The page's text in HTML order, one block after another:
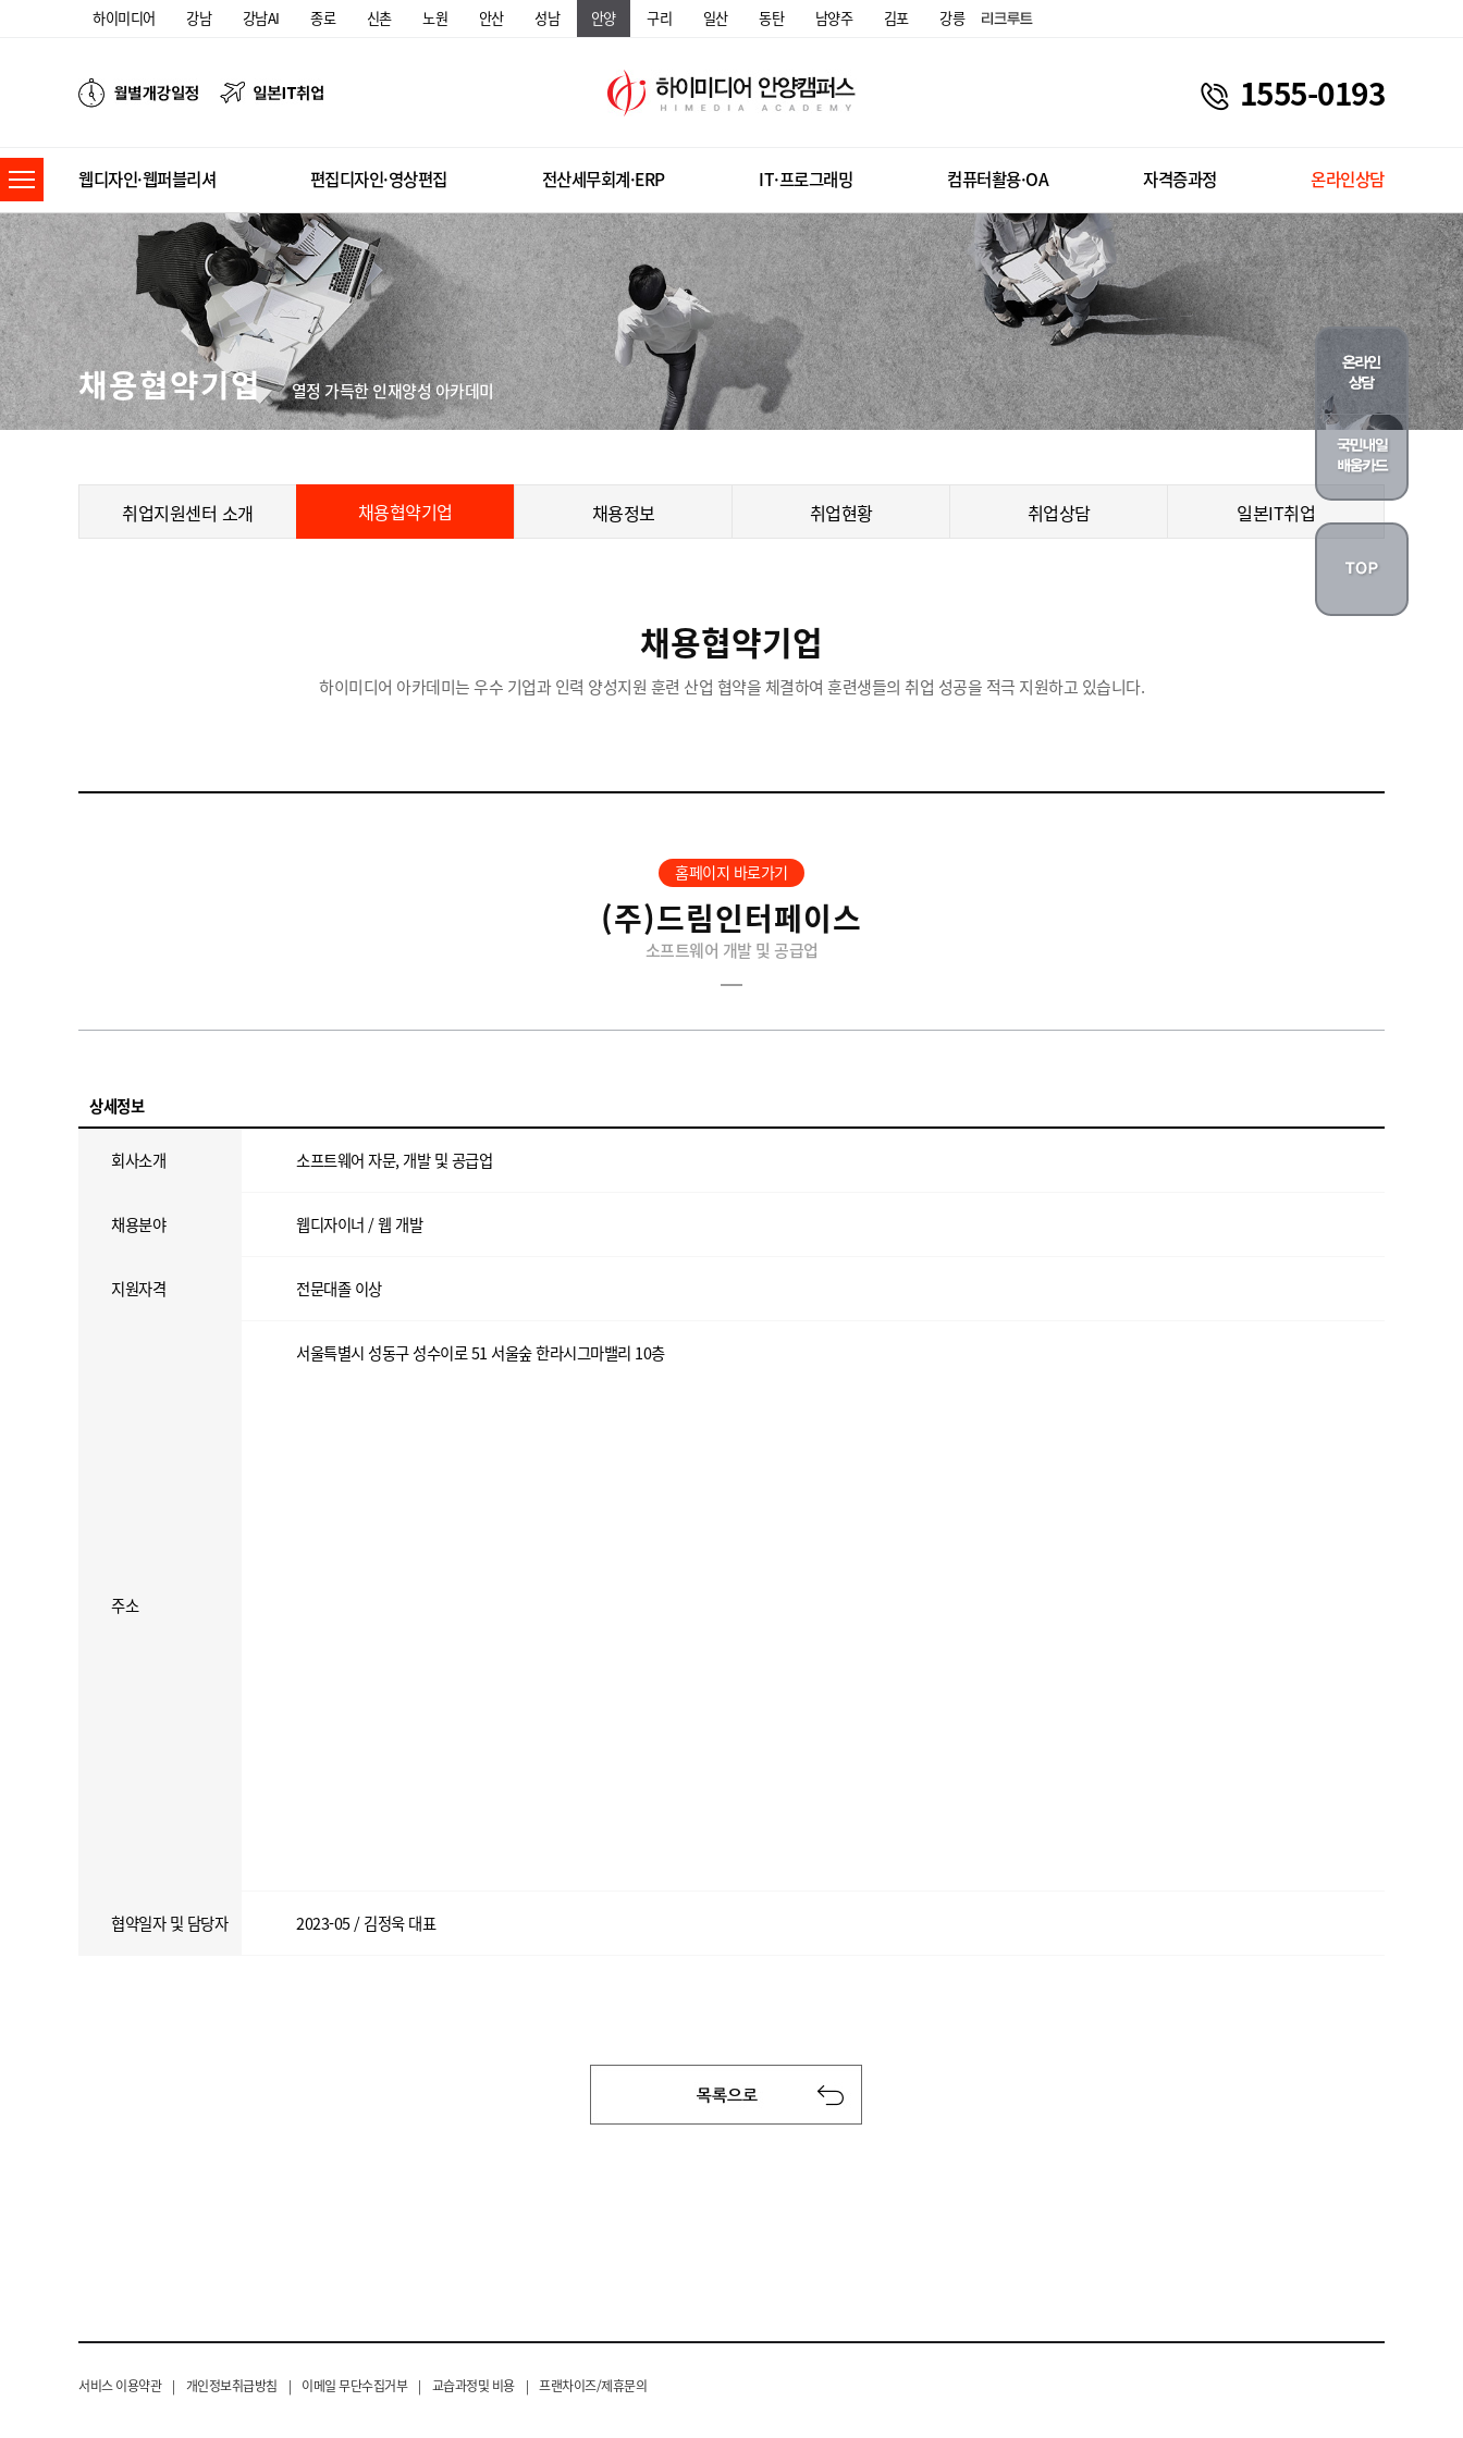
하이미디어 강남 강남AI 종로 신촌 노원 안산 성남 안양 구리 일산 동탄 남양주 김포 강릉
1555-0193
웹디자인·웹퍼블리셔 편집디자인·영상편집 전산세무회계·ERP IT·프로그래밍 컴퓨터활용·OA 자격증과정 온라인상담
채용협약기업 열정 가득한 인재양성 아카데미
취업지원센터 소개 채용협약기업 채용정보 취업현황 취업상담 일본IT취업
채용협약기업
하이미디어 아카데미는 우수 기업과 인력 양성지원 훈련 산업 협약을 체결하여 훈련생들의 취업 성공을 적극 지원하고 있습니다.
홈페이지 바로가기
(주)드림인터페이스
소프트웨어 개발 및 공급업
상세정보
회사소개 소프트웨어 자문, 개발 및 공급업
채용분야 웹디자이너 / 웹 개발
지원자격 전문대졸 이상
주소
서울특별시 성동구 성수이로 51 서울숲 한라시그마밸리 10층
협약일자 및 담당자 2023-05 / 김정욱 대표
서비스 이용약관 | 개인정보취급방침 | 이메일 무단수집거부 | 교습과정및 비용 | 프랜차이즈/제휴문의